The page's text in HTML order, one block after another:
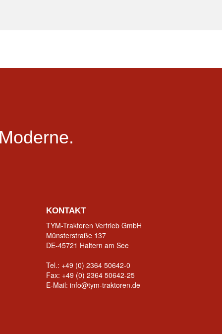
KONTAKT
TYM-Traktoren Vertrieb GmbH
Münsterstraße 137
DE-45721 Haltern am See
Tel.: +49 (0) 2364 50642-0
Fax: +49 (0) 2364 50642-25
E-Mail: info@tym-traktoren.de